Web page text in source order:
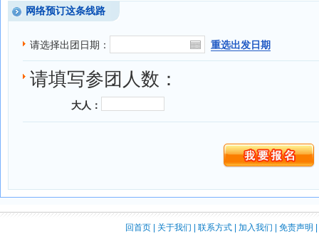
网络预订这条线路
请选择出团日期： 重选出发日期
请填写参团人数：
大人：
回首页| 关于我们 联系方式| 加入我们 免责声明